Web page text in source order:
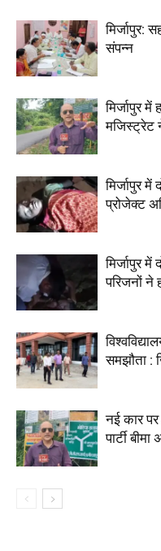
मिर्जापुर:
संपन्न
मिर्जापुर
मजिस्ट्रेट
मिर्जापुर
प्रोजेक्ट
मिर्जापुर
परिजनों ने
समझौता :
नई कार
पार्टी